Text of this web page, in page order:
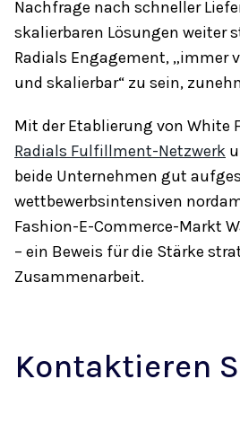
Nachfrage nach schneller
skalierbaren Lösungen weiter
Radials Engagement, „immer
und skalierbar“ zu sein,
Mit der Etablierung von White
Radials Fulfillment-Netzwerk
beide Unternehmen gut
wettbewerbsintensiven
Fashion-E-Commerce-Markt
– ein Beweis für die Stärke
Zusammenarbeit.
Kontaktieren